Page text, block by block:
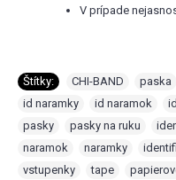
V prípade
Štítky: CHI-BAND paska
id naramky
id naramok
pasky
pasky na ruku
naramok
naramky
vstupenky
tape